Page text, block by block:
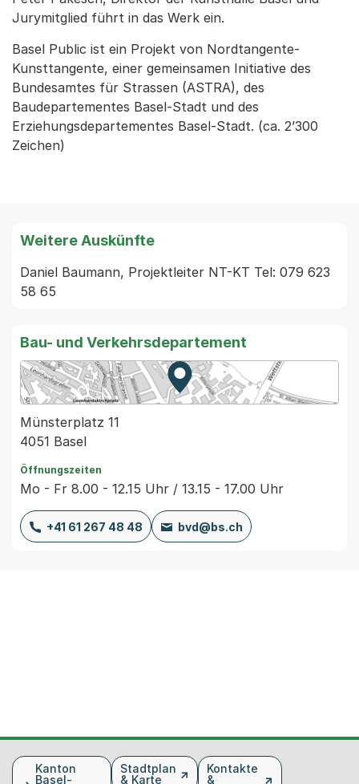
Jurymitglied führt in das Werk ein.
Basel Public ist ein Projekt von Nordtangente-
Kunsttangente, einer gemeinsamen Initiative des
Bundesamtes für Strassen (ASTRA), des
Baudepartementes Basel-Stadt und des
Erziehungsdepartementes Basel-Stadt. (ca. 2’300
Zeichen)
Weitere Auskünfte
Daniel Baumann, Projektleiter NT-KT Tel: 079 623
58 65
Bau- und Verkehrsdepartement
Zur Karte von MapBS.
Externer Link, wird in einem
Münsterplatz 11
4051 Basel
Öffnungszeiten
Mo - Fr 8.00 - 12.15 Uhr / 13.15 - 17.00 Uhr
+41 61 267 48 48 bvd@bs.ch
FusszeileKanton
Basel-
Stadtplan
& Karte
Kontakte
&